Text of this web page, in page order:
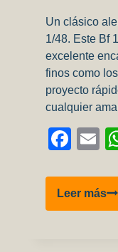
Un clásico
1/48. Este Bf
excelente
finos como
proyecto
cualquier
Leer másBf